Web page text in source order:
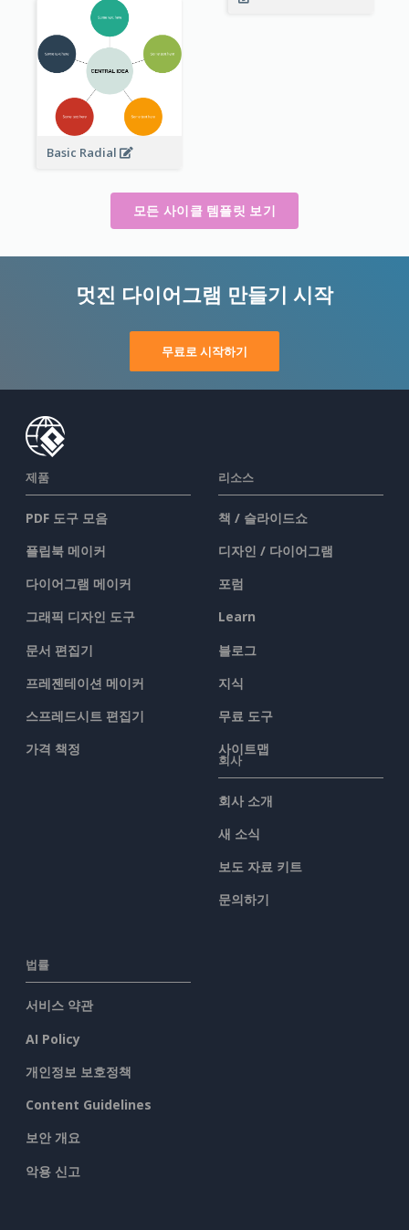
Basic Radial
모든 사이클 템플릿 보기
멋진 다이어그램 만들기 시작
무료로 시작하기
제품
PDF 도구 모음
플립북 메이커
다이어그램 메이커
그래픽 디자인 도구
문서 편집기
프레젠테이션 메이커
스프레드시트 편집기
가격 책정
리소스
책 / 슬라이드쇼
디자인 / 다이어그램
포럼
Learn
블로그
지식
무료 도구
사이트맵
회사
회사 소개
새 소식
보도 자료 키트
문의하기
법률
서비스 약관
AI Policy
개인정보 보호정책
Content Guidelines
보안 개요
악용 신고